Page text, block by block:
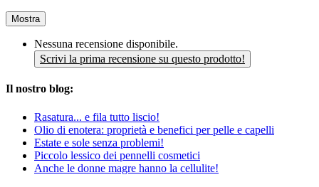
Mostra
Nessuna recensione disponibile.
Scrivi la prima recensione su questo prodotto!
Il nostro blog:
Rasatura... e fila tutto liscio!
Olio di enotera: proprietà e benefici per pelle e capelli
Estate e sole senza problemi!
Piccolo lessico dei pennelli cosmetici
Anche le donne magre hanno la cellulite!